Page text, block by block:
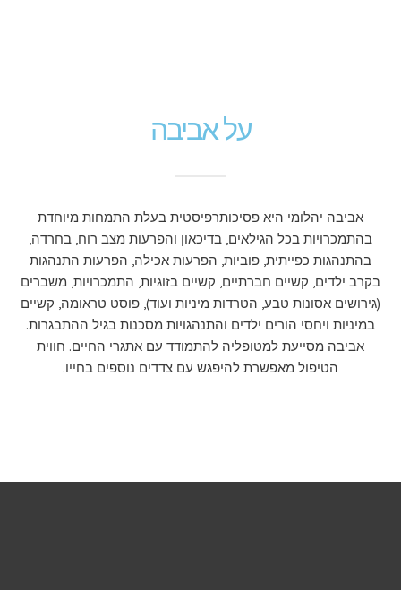
על אביבה
אביבה יהלומי היא פסיכותרפיסטית בעלת התמחות מיוחדת
בהתמכרויות בכל הגילאים, בדיכאון והפרעות מצב רוח, בחרדה,
בהתנהגות כפייתית, פוביות, הפרעות אכילה, הפרעות התנהגות
בקרב ילדים, קשיים חברתיים, קשיים בזוגיות, התמכרויות, משברים
(גירושים אסונות טבע, הטרדות מיניות ועוד), פוסט טראומה, קשיים
במיניות ויחסי הורים ילדים והתנהגויות מסכנות בגיל ההתבגרות.
אביבה מסייעת למטופליה להתמודד עם אתגרי החיים. חווית
הטיפול מאפשרת להיפגש עם צדדים נוספים בחייו.